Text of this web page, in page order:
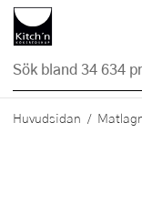
Hopp till
Huvudsidan